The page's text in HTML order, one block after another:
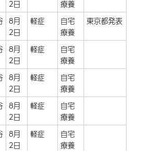
2日
療養
8月
2日
軽症
自宅
療養
東京都発表
8月
2日
軽症
自宅
療養
8月
2日
軽症
自宅
療養
8月
2日
軽症
自宅
療養
8月
2日
軽症
自宅
療養